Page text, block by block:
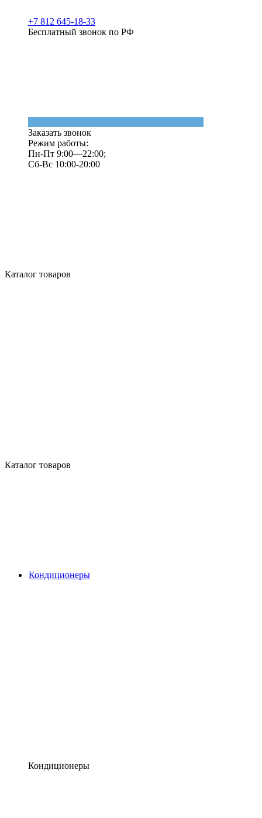
+7 812 645-18-33
Бесплатный звонок по РФ
Заказать звонок
Режим работы:
Пн-Пт 9:00—22:00;
Сб-Вс 10:00-20:00
Каталог товаров
Каталог товаров
Кондиционеры
Кондиционеры